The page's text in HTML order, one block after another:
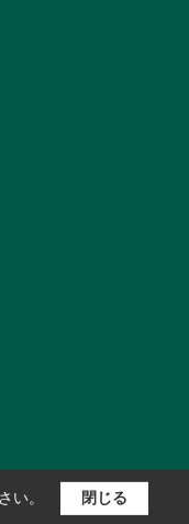
い。 閉じる